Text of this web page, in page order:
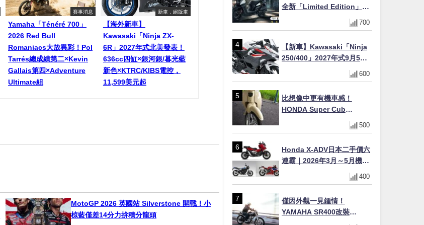
賽事消息
Yamaha「Ténéré 700」
2026 Red Bull
Romaniacs大放異彩！Pol
Tarrés總成績第二×Kevin
Gallais第四×Adventure
Ultimate組
新車．絕版車
【海外新車】
Kawasaki「Ninja ZX-
6R」2027年式北美發表！
636cc四缸×銀河銀/暮光藍
新色×KTRC/KIBS電控，
11,599美元起
MotoGP 2026 英國站 Silverstone 開戰！小
椋藍僅差14分力拚積分龍頭
全新「Limited Edition」都
市探索限定色 GOOPiMADE
聯名包同步登場
700
【新車】Kawasaki「Ninja
250/400」2027年式9月5日
日本發售！新塗裝登場×價格
不變×輔助滑動式離合器
600
比想像中更有機車感！
HONDA Super Cub
110【Webike愛車精選】
500
Honda X-ADV日本二手價六
連霸｜2026年3月～5月機車
轉售排行榜 CBR1000RR-R
FIREBLADE SP首度躋身前
400
僅因外觀一見鍾情！
YAMAHA SR400改裝
Tracker風格｜ 女車主的機車